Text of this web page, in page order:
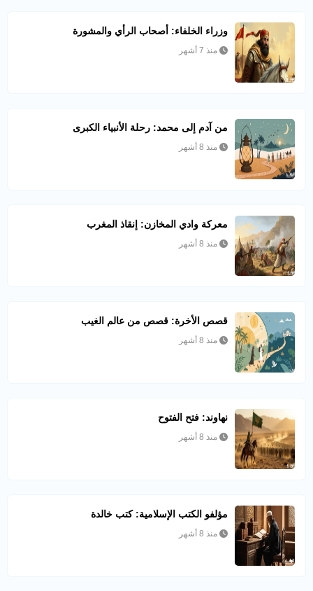
وزراء الخلفاء: أصحاب الرأي والمشورة
منذ 7 أشهر
من آدم إلى محمد: رحلة الأنبياء الكبرى
منذ 8 أشهر
معركة وادي المخازن: إنقاذ المغرب
منذ 8 أشهر
قصص الأخرة: قصص من عالم الغيب
منذ 8 أشهر
نهاوند: فتح الفتوح
منذ 8 أشهر
مؤلفو الكتب الإسلامية: كتب خالدة
منذ 8 أشهر